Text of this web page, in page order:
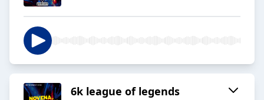
6k league of legends